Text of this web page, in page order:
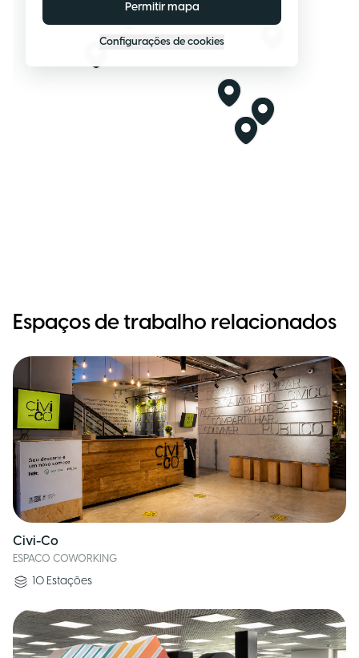
Permitir mapa
Configurações de cookies
Espaços de trabalho relacionados
Civi-Co
ESPACO COWORKING
10 Estações